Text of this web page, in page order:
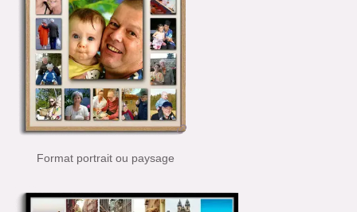
Format portrait ou paysage